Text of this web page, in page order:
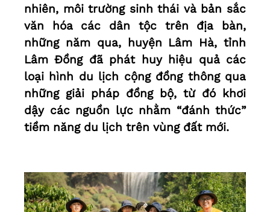
nhiên, môi trường sinh thái và bản sắc
văn hóa các dân tộc trên địa bàn,
những năm qua, huyện Lâm Hà, tỉnh
Lâm Đồng đã phát huy hiệu quả các
loại hình du lịch cộng đồng thông qua
những giải pháp đồng bộ, từ đó khơi
dậy các nguồn lực nhằm “đánh thức”
tiềm năng du lịch trên vùng đất mới.